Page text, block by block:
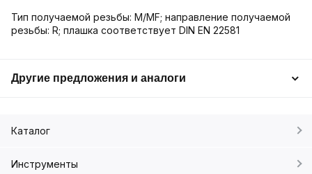
Тип получаемой резьбы: M/MF; направление получаемой
резьбы: R; плашка соответствует DIN EN 22581
Другие предложения и аналоги
Каталог
Инструменты